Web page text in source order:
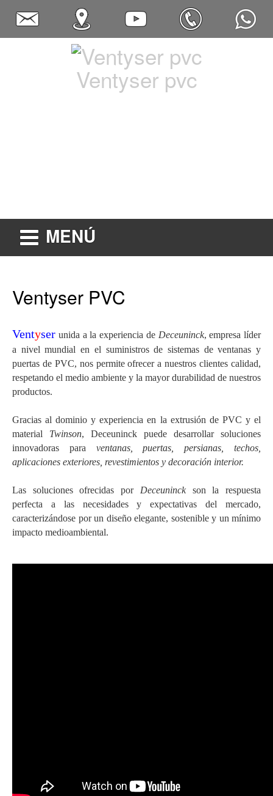
Ventyser pvc
MENÚ
Ventyser PVC
Ventyser unida a la experiencia de Deceuninck, empresa líder
a nivel mundial en el suministros de sistemas de ventanas y
puertas de PVC, nos permite ofrecer a nuestros clientes calidad,
respetando el medio ambiente y la mayor durabilidad de nuestros
productos.
Gracias al dominio y experiencia en la extrusión de PVC y el
material Twinson, Deceuninck puede desarrollar soluciones
innovadoras para ventanas, puertas, persianas, techos,
aplicaciones exteriores, revestimientos y decoración interior.
Las soluciones ofrecidas por Deceuninck son la respuesta
perfecta a las necesidades y expectativas del mercado,
caracterizándose por un diseño elegante, sostenible y un mínimo
impacto medioambiental.